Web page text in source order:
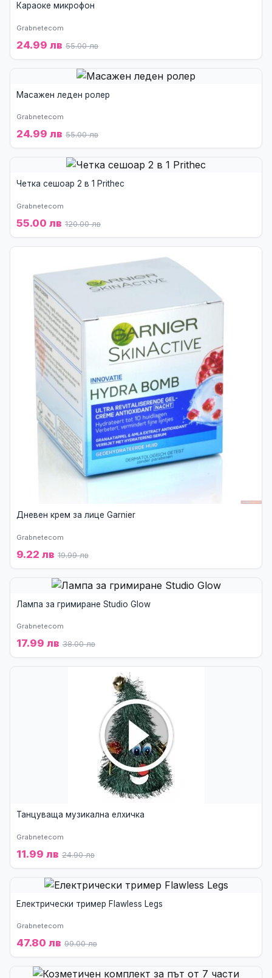
Караоке микрофон
Grabnetecom
24.99 лв 55.00 лв
Масажен леден ролер
Grabnetecom
24.99 лв 55.00 лв
Четка сешоар 2 в 1 Prithec
Grabnetecom
55.00 лв 120.00 лв
Дневен крем за лице Garnier
Grabnetecom
9.22 лв 19.99 лв
Лампа за гримиране Studio Glow
Grabnetecom
17.99 лв 38.00 лв
Танцуваща музикална елхичка
Grabnetecom
11.99 лв 24.90 лв
Електрически тример Flawless Legs
Grabnetecom
47.80 лв 99.00 лв